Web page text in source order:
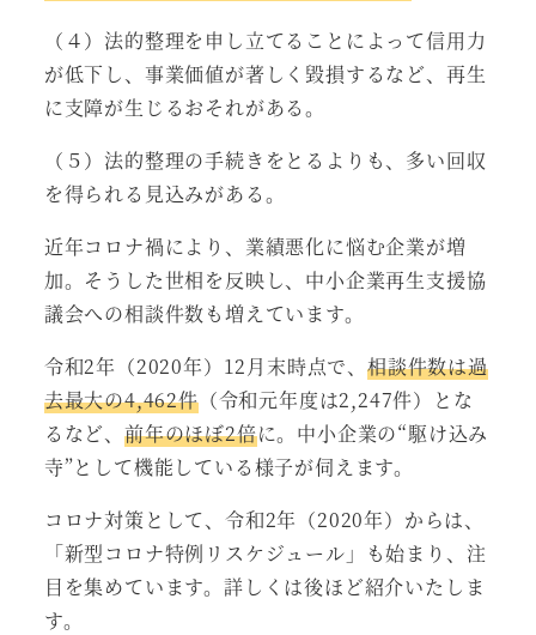
（４）法的整理を申し立てることによって信用力
が低下し、事業価値が著しく毀損するなど、再生
に支障が生じるおそれがある。
（５）法的整理の手続きをとるよりも、多い回収
を得られる見込みがある。
近年コロナ禍により、業績悪化に悩む企業が増
加。そうした世相を反映し、中小企業再生支援協
議会への相談件数も増えています。
令和2年（2020年）12月末時点で、 相談件数は過
去最大の4,462件（令和元年度は2,247件）とな
るなど、 前年のほぼ2倍に。中小企業の“駆け込み
寺”として機能している様子が伺えます。
コロナ対策として、令和2年（2020年）からは、
「新型コロナ特例リスケジュール」も始まり、注
目を集めています。詳しくは後ほど紹介いたしま
す。